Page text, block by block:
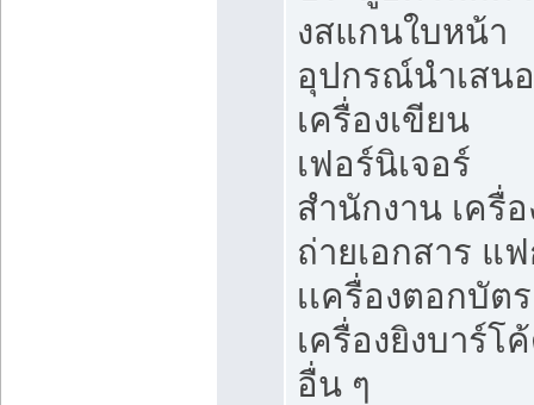
งสแกนใบหน้า
อุปกรณ์นำเสน
เครื่องเขียน
เฟอร์นิเจอร์
สำนักงาน เครื่อ
ถ่ายเอกสาร แ
เเครื่องตอกบัตร
เครื่องยิงบาร์โ
อื่น ๆ